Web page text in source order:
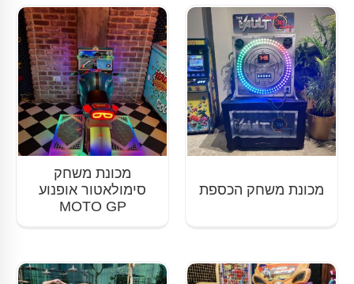
מכונת משחק הכספת
מכונת משחק
סימולאטור אופנוע
MOTO GP